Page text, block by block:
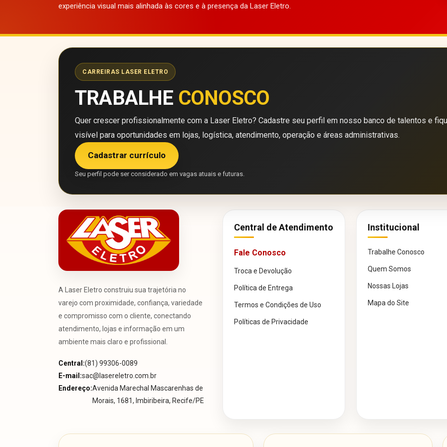
experiência visual mais alinhada às cores e à presença da Laser Eletro.
CARREIRAS LASER ELETRO
TRABALHE CONOSCO
Quer crescer profissionalmente com a Laser Eletro? Cadastre seu perfil em nosso banco de talentos e
visível para oportunidades em lojas, logística, atendimento, operação e áreas administrativas.
Cadastrar currículo
Seu perfil pode ser considerado em vagas atuais e futuras.
A Laser Eletro construiu sua trajetória no
varejo com proximidade, confiança, variedade
e compromisso com o cliente, conectando
atendimento, lojas e informação em um
ambiente mais claro e profissional.
Central:(81) 99306-0089
E-mail:sac@lasereletro.com.br
Endereço:Avenida Marechal Mascarenhas de
Morais, 1681, Imbiribeira, Recife/PE
Central de Atendimento
Fale Conosco
Troca e Devolução
Política de Entrega
Termos e Condições de Uso
Políticas de Privacidade
Institucional
Trabalhe Conosco
Quem Somos
Nossas Lojas
Mapa do Site